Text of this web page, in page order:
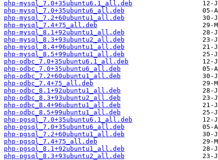
php-mysql_7.0+35ubuntu6.1_all.deb
php-mysql_7.0+35ubuntu6_all.deb
php-mysql_7.2+60ubuntu1_all.deb
php-mysql_7.4+75_all.deb
php-mysql_8.1+92ubuntu1_all.deb
php-mysql_8.3+93ubuntu2_all.deb
php-mysql_8.4+96ubuntu1_all.deb
php-mysql_8.5+99ubuntu1_all.deb
php-odbc_7.0+35ubuntu6.1_all.deb
php-odbc_7.0+35ubuntu6_all.deb
php-odbc_7.2+60ubuntu1_all.deb
php-odbc_7.4+75_all.deb
php-odbc_8.1+92ubuntu1_all.deb
php-odbc_8.3+93ubuntu2_all.deb
php-odbc_8.4+96ubuntu1_all.deb
php-odbc_8.5+99ubuntu1_all.deb
php-pgsql_7.0+35ubuntu6.1_all.deb
php-pgsql_7.0+35ubuntu6_all.deb
php-pgsql_7.2+60ubuntu1_all.deb
php-pgsql_7.4+75_all.deb
php-pgsql_8.1+92ubuntu1_all.deb
php-pgsql_8.3+93ubuntu2_all.deb